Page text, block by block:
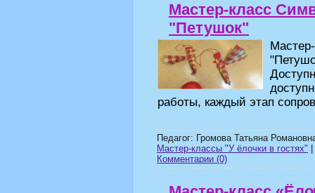
Мастер-класс
"Петушок"
работы, каждый этап
Педагог: Громова Татьяна
Мастер-классы "У ёлочки в гостях"
Комментарии (0)